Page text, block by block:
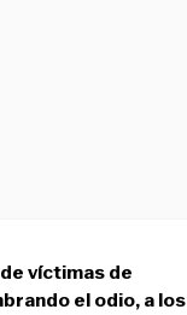
víctimas de
el odio, a los